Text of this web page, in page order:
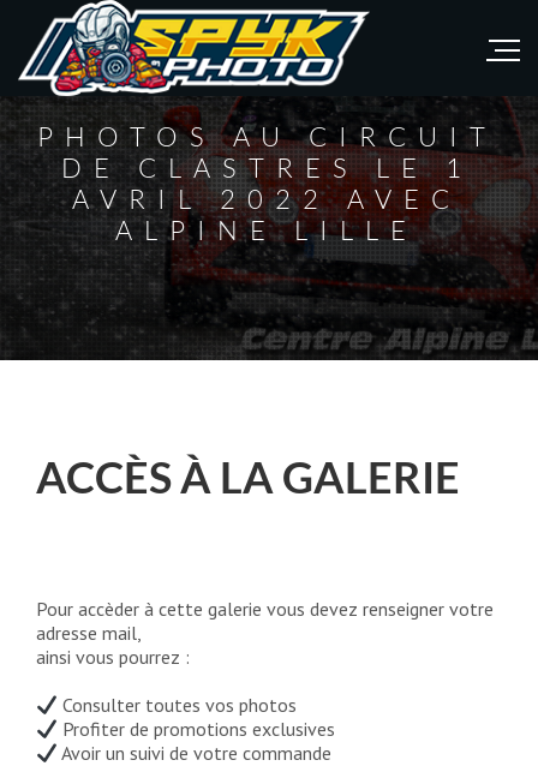
PHOTOS AU CIRCUIT
DE CLASTRES LE 1
AVRIL 2022 AVEC
ALPINE LILLE
ACCÈS À LA GALERIE
Pour accèder à cette galerie vous devez renseigner votre
adresse mail,
ainsi vous pourrez :
Consulter toutes vos photos
Profiter de promotions exclusives
Avoir un suivi de votre commande